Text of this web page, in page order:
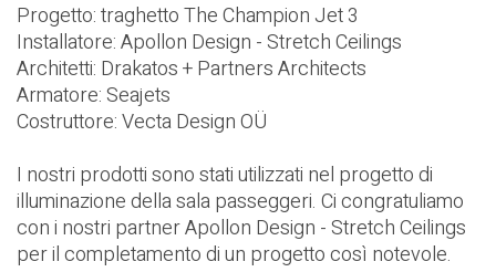
Progetto: traghetto The Champion Jet 3
Installatore:Apollon Design - Stretch Ceilings
Architetti: Drakatos + Partners Architects
Armatore:Seajets
Costruttore:Vecta Design OÜ
I nostri prodotti sono stati utilizzati nel progetto di
illuminazione della sala passeggeri. Ci congratuliamo
con i nostri partnerApollon Design - Stretch Ceilings
per il completamento di un progetto così notevole.